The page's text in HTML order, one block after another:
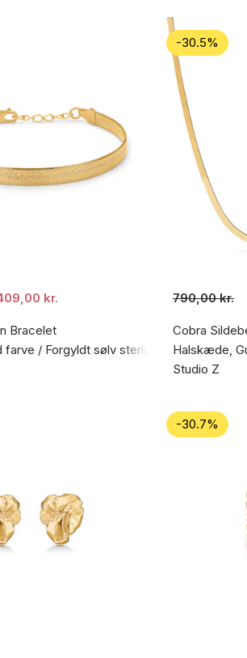
kr.
Bracelet
farve / Forgyldt sølv sterling 925
-30.5%
790,00 kr.
Cobra
Halskæde,
Studio Z
-30.7%